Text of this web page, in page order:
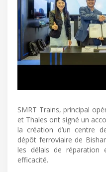
SMRT Trains, principal
et Thales ont signé un
la création d’un centre
dépôt ferroviaire de
les délais de réparation
efficacité.